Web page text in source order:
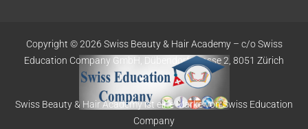
Copyright © 2026 Swiss Beauty & Hair Academy – c/o Swiss
Education Company GmbH, Dübendorfstrasse 2, 8051 Zürich
Swiss Beauty & Hair Academy ist eine Marke von Swiss Education
Company